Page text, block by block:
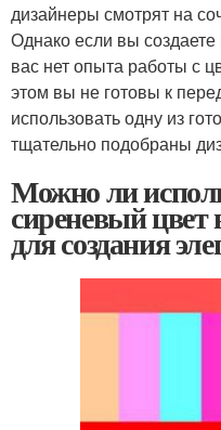
дизайнеры смотрят на
Однако если вы
вас нет опыта работы с
этом вы не готовы к
использовать одну из
тщательно подобраны
Можно ли
сиреневый цвет
для создания